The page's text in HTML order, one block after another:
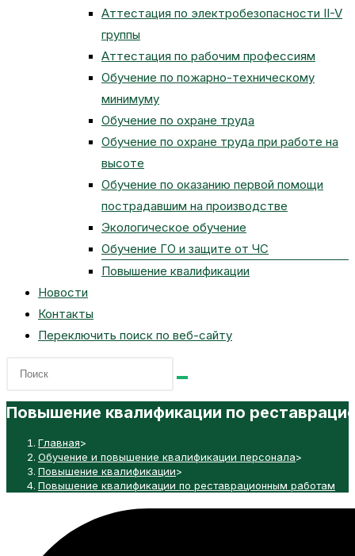
Аттестация по электробезопасности II-V
группы
Аттестация по рабочим профессиям
Обучение по пожарно-техническому
минимуму
Обучение по охране труда
Обучение по охране труда при работе на
высоте
Обучение по оказанию первой помощи
пострадавшим на производстве
Экологическое обучение
Обучение ГО и защите от ЧС
Повышение квалификации
Новости
Контакты
Переключить поиск по веб-сайту
Повышение квалификации по
Главная>
Обучение и повышение квалификации персонала>
Повышение квалификации>
Повышение квалификации по реставрационным работам